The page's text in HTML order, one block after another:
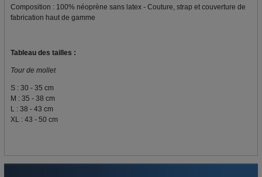
Composition : 100% néoprène sans latex - Couture, strap et couverture de
fabrication haut de gamme
Tableau des tailles :
Tour de mollet
S : 30 - 35 cm
M : 35 - 38 cm
L : 38 - 43 cm
XL : 43 - 50 cm